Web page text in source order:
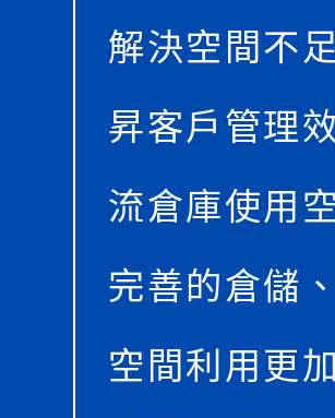
解決空間不
昇客戶管理
流倉庫使用
完善的倉儲
空間利用更